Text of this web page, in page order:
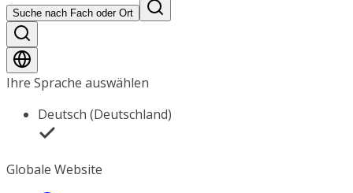
Suche nach Fach oder Ort
Ihre Sprache auswählen
Deutsch (Deutschland)
Globale Website